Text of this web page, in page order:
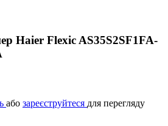
Haier Flexic AS35S2SF1FA-
або зареєструйтеся для перегляду